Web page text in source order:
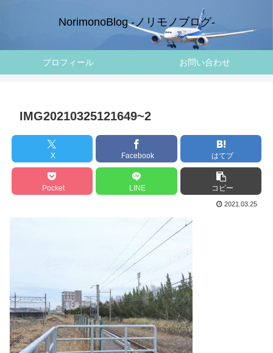
NorimonoBlog -ノリモノブログ-
プロフィール お問い合わせ
IMG20210325121649~2
X Facebook はてブ
Pocket LINE コピー
2021.03.25